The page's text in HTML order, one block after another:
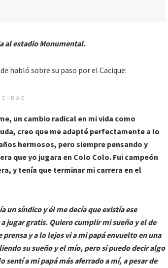
al estadio Monumental.
habló sobre su paso por el Cacique:
un cambio radical en mi vida como
creo que me adapté perfectamente a lo
hermosos, pero siempre pensando y
que yo jugara en Colo Colo. Fui campeón
y tenía que terminar mi carrera en el
un síndico y él me decía que existía ese
jugar gratis. Quiero cumplir mi sueño y el de
y a lo lejos vi a mi papá envuelto en una
su sueño y el mío, pero si puedo decir algo
sentí a mi papá más aferrado a mí, a pesar de